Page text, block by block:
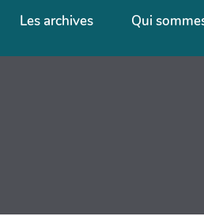
Les archives Qui